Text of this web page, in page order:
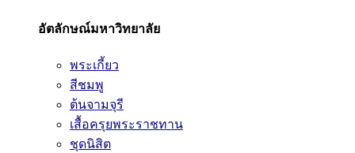
อัตลักษณ์มหาวิทยาลัย
พระเกี้ยว
สีชมพู
ต้นจามจุรี
เสื้อครุยพระราชทาน
ชุดนิสิต